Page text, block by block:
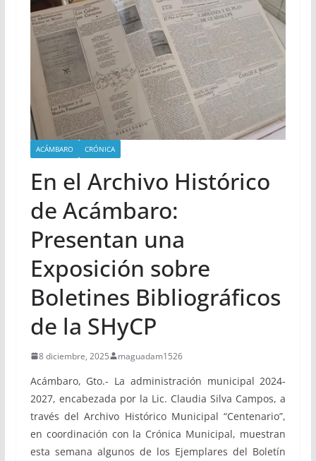
ACÁMBARO CRÓNICA
En el Archivo Histórico
de Acámbaro:
Presentan una
Exposición sobre
Boletines Bibliográficos
de la SHyCP
8 diciembre, 2025 maguadam1526
Acámbaro, Gto.- La administración municipal 2024-
2027, encabezada por la Lic. Claudia Silva Campos, a
través del Archivo Histórico Municipal “Centenario”,
en coordinación con la Crónica Municipal, muestran
esta semana algunos de los Ejemplares del Boletín